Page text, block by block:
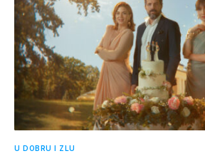
U DOBRU I ZLU